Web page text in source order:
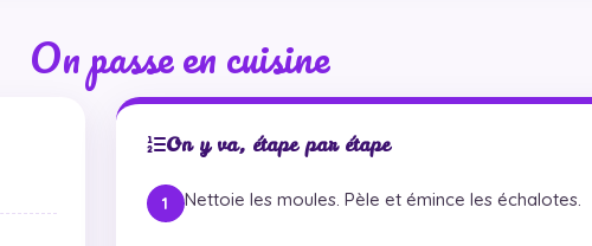
On passe en cuisine
On y va, étape par étape
Nettoie les moules. Pèle et émince les échalotes.